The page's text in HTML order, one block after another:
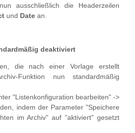
ausschließlich die Headerzeilen
und Date an.
deaktiviert
die nach einer Vorlage erstellt
Funktion nun standardmäßig
"Listenkonfiguration bearbeiten" ->
indem der Parameter "Speichere
im Archiv" auf "aktiviert" gesetzt